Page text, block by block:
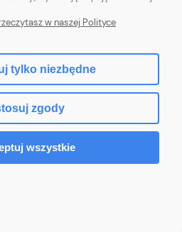
w naszej Polityce
tylko niezbędne
zgody
wszystkie